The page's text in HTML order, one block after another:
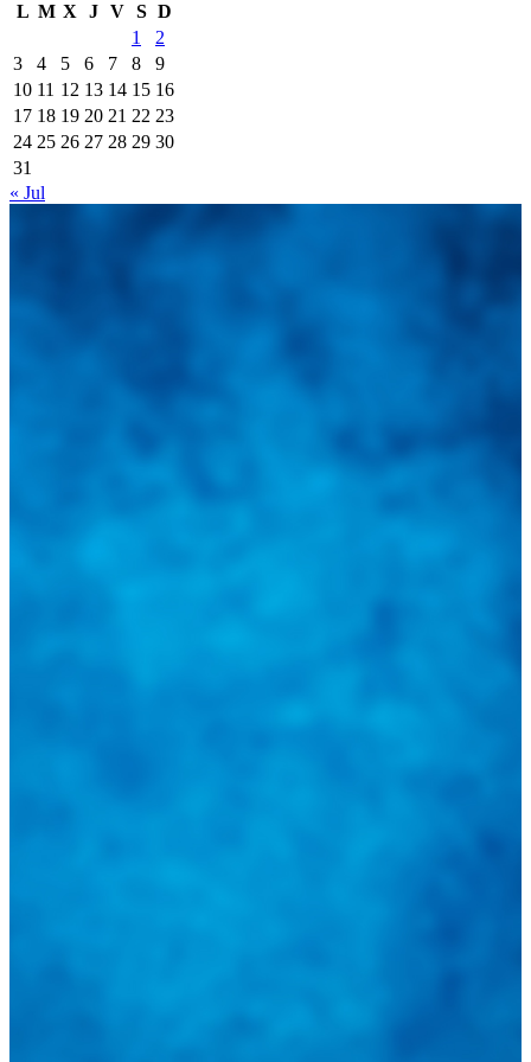
L M X J V S D
1
2
3
4 5 6 7 8
9
10 11 12 13 14 15 16
17 18 19 20 21 22 23
24 25 26 27 28 29 30
31
« Jul